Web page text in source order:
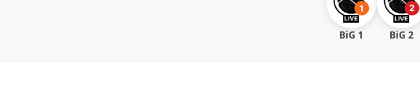
BiG 1 BiG 2